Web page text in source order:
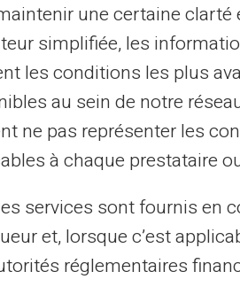
11 12
only and has no contractual or legal
authors of the articles cannot be held
We encourage you to consult a qualified
without notice. By visiting this blog,
of this site, whether they are linked to
une certaine clarté
simplifiée, les
les conditions les plus
au sein de notre
ne pas représenter les
à chaque prestataire
services sont fournis en
et, lorsque c’est
réglementaires